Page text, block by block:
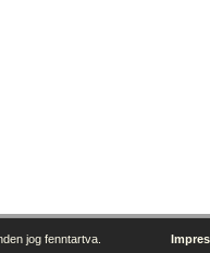
jog fenntartva.